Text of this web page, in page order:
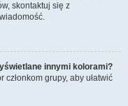
skontaktuj się z
innymi kolorami?
członkom grupy, aby ułatwić